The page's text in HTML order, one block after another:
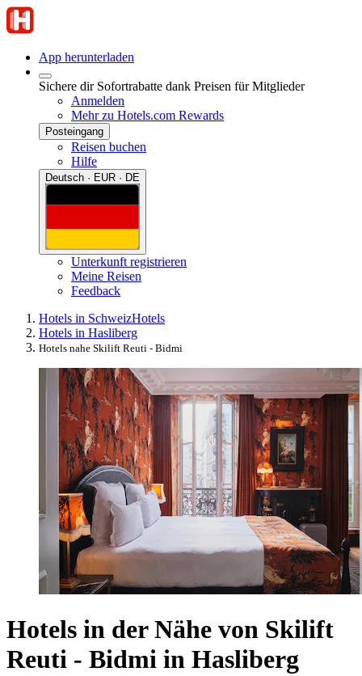
App herunterladen
Sichere dir Sofortrabatte dank Preisen für Mitglieder
Anmelden
Mehr zu Hotels.com Rewards
Posteingang
Reisen buchen
Hilfe
Deutsch · EUR · DE
Unterkunft registrieren
Meine Reisen
Feedback
Hotels in SchweizHotels
Hotels in Hasliberg
Hotels nahe Skilift Reuti - Bidmi
Hotels in der Nähe von Skilift
Reuti - Bidmi in Hasliberg